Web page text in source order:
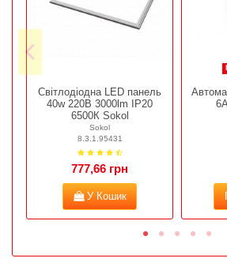
Світлодіодна LED панель
40w 220В 3000lm IP20
6500К Sokol
Sokol
8.3.1.95431
777,66 грн
У Кошик